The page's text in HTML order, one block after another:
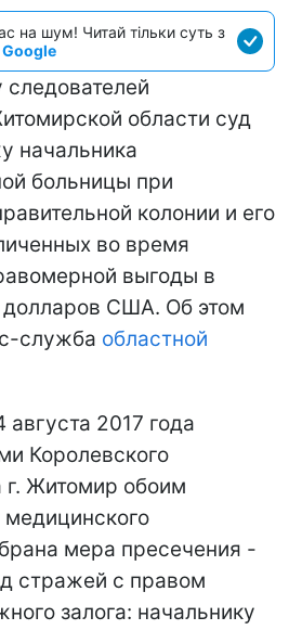
на шум! Читай тільки суть з
Google
следователей
области суд
начальника
больницы при
колонии и его
во время
выгоды в
США. Об этом
служба областной
2017 года
Королевского
г. Житомир обоим
мера пресечения -
стражей с правом
залога: начальнику